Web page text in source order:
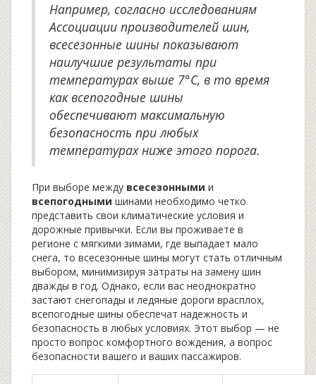
Например, согласно исследованиям
Ассоциации производителей шин,
всесезонные шины показывают
наилучшие результаты при
температурах выше 7°C, в то время
как всепогодные шины
обеспечивают максимальную
безопасность при любых
температурах ниже этого порога.
При выборе между всесезонными и
всепогодными шинами необходимо четко
представить свои климатические условия и
дорожные привычки. Если вы проживаете в
регионе с мягкими зимами, где выпадает мало
снега, то всесезонные шины могут стать отличным
выбором, минимизируя затраты на замену шин
дважды в год. Однако, если вас неоднократно
застают снегопады и ледяные дороги врасплох,
всепогодные шины обеспечат надежность и
безопасность в любых условиях. Этот выбор — не
просто вопрос комфортного вождения, а вопрос
безопасности вашего и ваших пассажиров.